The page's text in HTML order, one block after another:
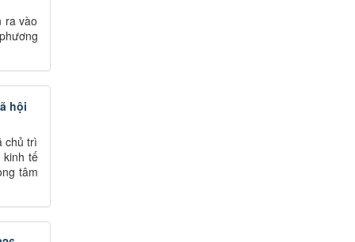
ra vào
hội
chủ trì
kinh tế
tâm